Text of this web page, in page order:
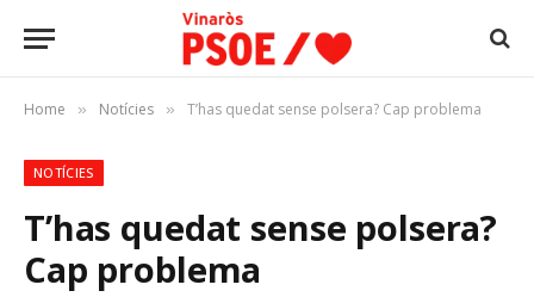
Home » Notícies » T’has quedat sense polsera? Cap problema
NOTÍCIES
T’has quedat sense polsera?
Cap problema